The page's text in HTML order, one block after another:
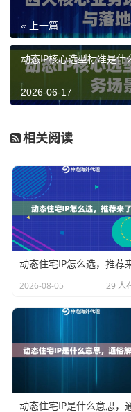
业务需求出发，而非
构成了选型的基本框架
1. 业务持续性要求：您
行，还是仅在特定时
和资源独占性的需求。
2. 数据量与并发规模：
系到对IP数量、带宽和
3. 目标地理精度：采
州甚至城市？例如，
采集整个欧洲的新闻，
不同。
4. 目标网站的风控强
像亚马逊、TikTok这
级。
匹配不同采集场
« 上一篇
动态IP核心选型标准是
2026-06-17
相关阅读
2026-08-05 29 人